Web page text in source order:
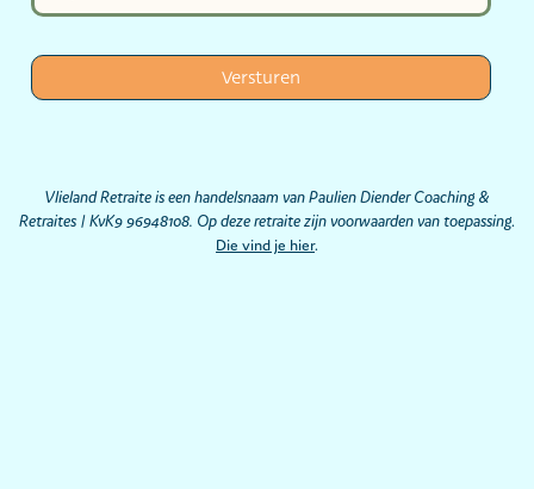
Vlieland Retraite is een handelsnaam van Paulien Diender Coaching &
Retraites | KvK9 96948108. Op deze retraite zijn voorwaarden van toepassing.
Die vind je hier.